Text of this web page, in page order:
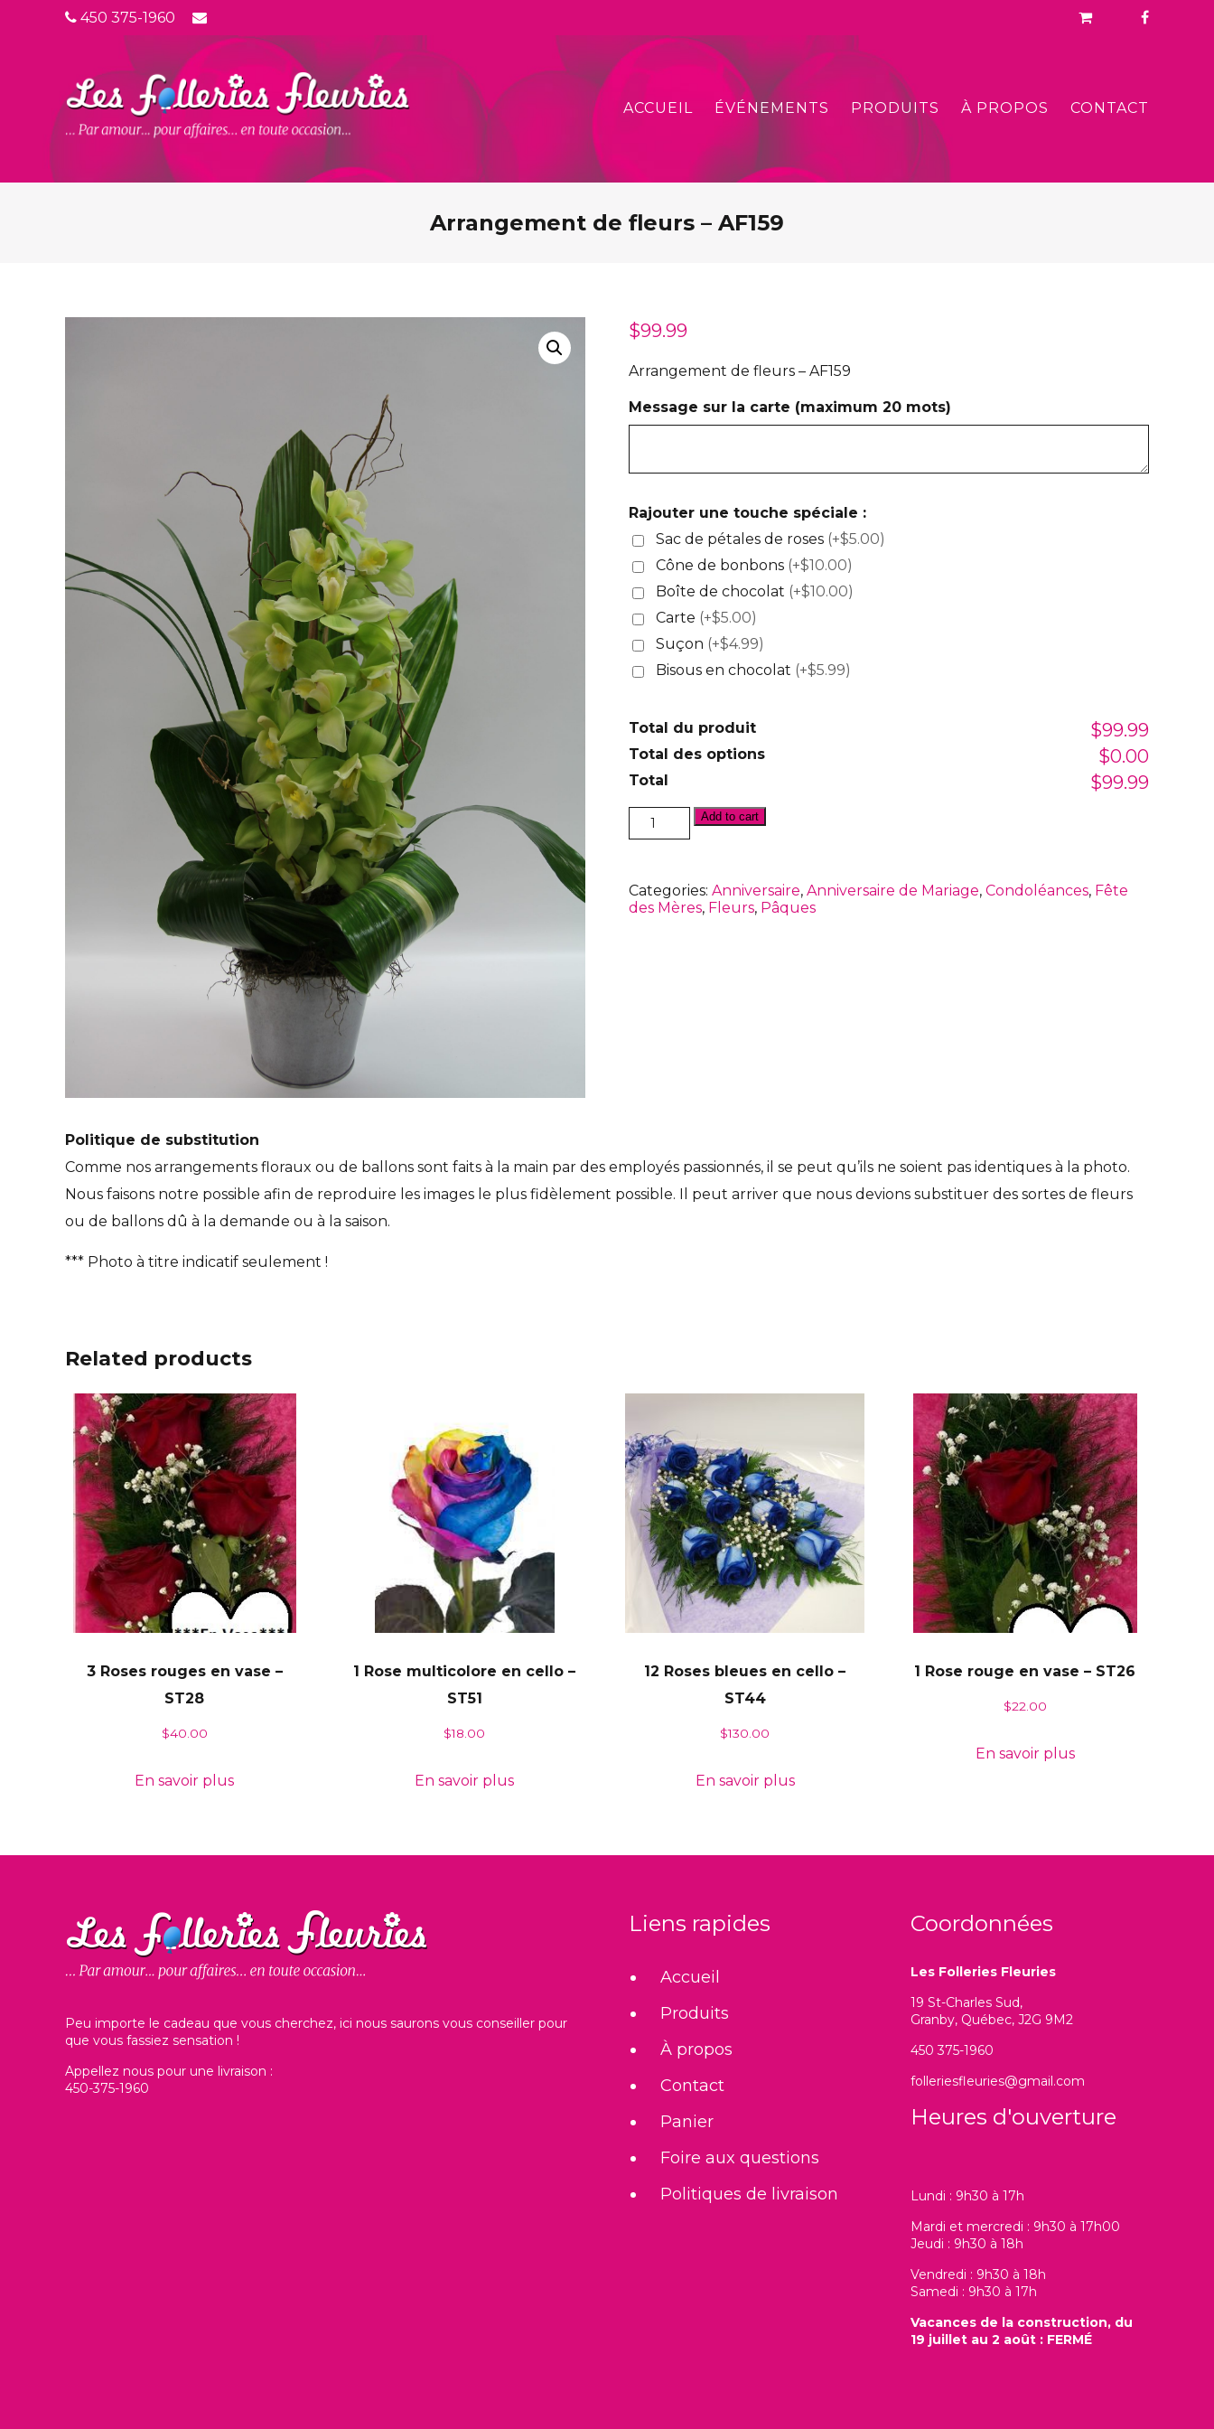
450 375-1960
ACCUEIL ÉVÉNEMENTS PRODUITS À PROPOS CONTACT
Arrangement de fleurs – AF159
$99.99
Arrangement de fleurs – AF159
Message sur la carte (maximum 20 mots)
Rajouter une touche spéciale :
Sac de pétales de roses (+$5.00)
Cône de bonbons (+$10.00)
Boîte de chocolat (+$10.00)
Carte (+$5.00)
Suçon (+$4.99)
Bisous en chocolat (+$5.99)
Total du produit $99.99
Total des options $0.00
Total $99.99
Arrangement
AF159
quantity
Add to cart
Categories: Anniversaire, Anniversaire de Mariage, Condoléances, Fête
des Mères, Fleurs, Pâques
Politique de substitution
Comme nos arrangements floraux ou de ballons sont faits à la main par des employés passionnés, il se peut qu’ils ne soient pas identiques à la photo.
Nous faisons notre possible afin de reproduire les images le plus fidèlement possible. Il peut arriver que nous devions substituer des sortes de fleurs
ou de ballons dû à la demande ou à la saison.
*** Photo à titre indicatif seulement !
Related products
3 Roses rouges en vase –
ST28
$40.00
En savoir plus
1 Rose multicolore en cello –
ST51
$18.00
En savoir plus
12 Roses bleues en cello –
ST44
$130.00
En savoir plus
1 Rose rouge en vase – ST26
$22.00
En savoir plus
Peu importe le cadeau que vous cherchez, ici nous saurons vous conseiller pour
que vous fassiez sensation !
Appellez nous pour une livraison :
450-375-1960
Liens rapides
Accueil
Produits
À propos
Contact
Panier
Foire aux questions
Politiques de livraison
Coordonnées
Les Folleries Fleuries
19 St-Charles Sud,
Granby, Québec, J2G 9M2
450 375-1960
folleriesfleuries@gmail.com
Heures d'ouverture
Lundi : 9h30 à 17h
Mardi et mercredi : 9h30 à 17h00
Jeudi : 9h30 à 18h
Vendredi : 9h30 à 18h
Samedi : 9h30 à 17h
Vacances de la construction, du
19 juillet au 2 août : FERMÉ